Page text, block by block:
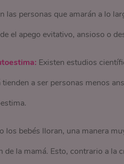
las personas que amarán a lo
el apego evitativo, ansioso o
Existen estudios
a ser personas menos
los bebés lloran, una manera
de la mamá. Esto, contrario a la